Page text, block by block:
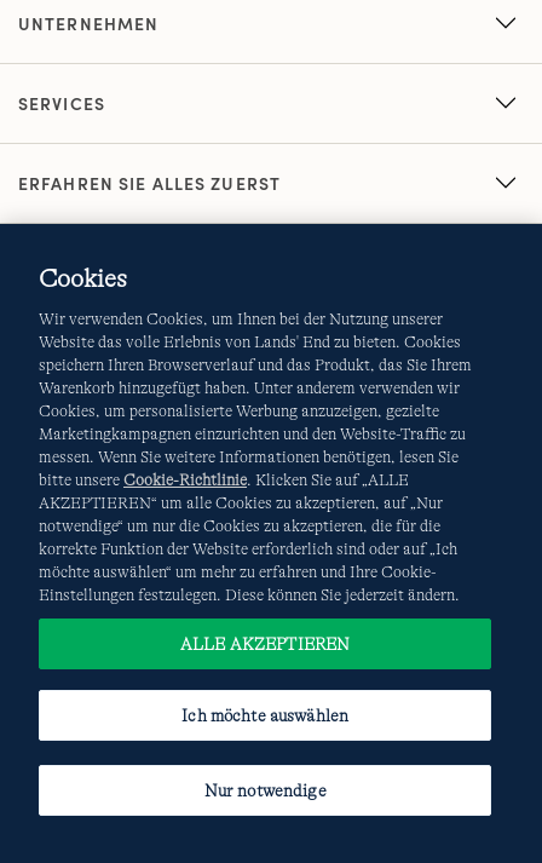
UNTERNEHMEN
SERVICES
ERFAHREN SIE ALLES ZUERST
AGB Datenschutz & Sicherheit
Cookies-Ich möchte auswählen Site Map
Internationale Websites
Diese Website ist durch reCAPTCHA geschützt. Es gelten die
DatenschutzerklärungundNutzungsbedingungen
Google.
Cookies
Wir verwenden Cookies, um Ihnen bei der Nutzung unserer
Website das volle Erlebnis von Lands' End zu bieten. Cookies
speichern Ihren Browserverlauf und das Produkt, das Sie Ihrem
Warenkorb hinzugefügt haben. Unter anderem verwenden wir
Cookies, um personalisierte Werbung anzuzeigen, gezielte
Marketingkampagnen einzurichten und den Website-Traffic zu
messen. Wenn Sie weitere Informationen benötigen, lesen Sie
bitte unsere Cookie-Richtlinie. Klicken Sie auf „ALLE
AKZEPTIEREN“ um alle Cookies zu akzeptieren, auf „Nur
notwendige“ um nur die Cookies zu akzeptieren, die für die
korrekte Funktion der Website erforderlich sind oder auf „Ich
möchte auswählen“ um mehr zu erfahren und Ihre Cookie-
Einstellungen festzulegen. Diese können Sie jederzeit ändern.
Ich möchte auswählen
Nur notwendige
ALLE AKZEPTIEREN